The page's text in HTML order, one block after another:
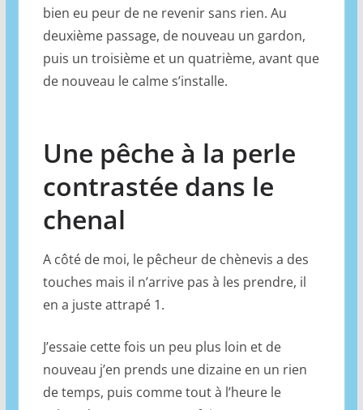
bien eu peur de ne revenir sans rien. Au
deuxième passage, de nouveau un gardon,
puis un troisième et un quatrième, avant que
de nouveau le calme s’installe.
Une pêche à la perle
contrastée dans le
chenal
A côté de moi, le pêcheur de chènevis a des
touches mais il n’arrive pas à les prendre, il
en a juste attrapé 1.
J’essaie cette fois un peu plus loin et de
nouveau j’en prends une dizaine en un rien
de temps, puis comme tout à l’heure le